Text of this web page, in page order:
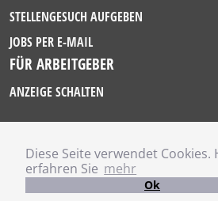
Diese Seite verwendet Cookies.
erfahren Sie mehr
Ok
STELLENGESUCH AUFGEBEN
JOBS PER E-MAIL
FÜR ARBEITGEBER
ANZEIGE SCHALTEN
IMPRESSUM
DATENSCHUTZ